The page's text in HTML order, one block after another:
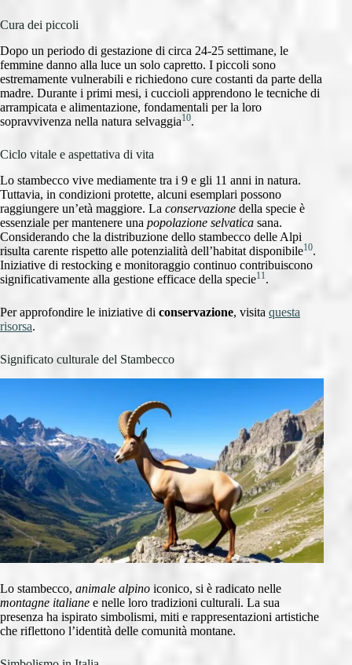
Cura dei piccoli
Dopo un periodo di gestazione di circa 24-25 settimane, le
femmine danno alla luce un solo capretto. I piccoli sono
estremamente vulnerabili e richiedono cure costanti da parte della
madre. Durante i primi mesi, i cuccioli apprendono le tecniche di
arrampicata e alimentazione, fondamentali per la loro
sopravvivenza nella natura selvaggia10.
Ciclo vitale e aspettativa di vita
Lo stambecco vive mediamente tra i 9 e gli 11 anni in natura.
Tuttavia, in condizioni protette, alcuni esemplari possono
raggiungere un’età maggiore. La conservazione della specie è
essenziale per mantenere una popolazione selvatica sana.
Considerando che la distribuzione dello stambecco delle Alpi
risulta carente rispetto alle potenzialità dell’habitat disponibile10.
Iniziative di restocking e monitoraggio continuo contribuiscono
significativamente alla gestione efficace della specie11 .
Per approfondire le iniziative di conservazione, visita questa
risorsa.
Significato culturale del Stambecco
Lo stambecco, animale alpino iconico, si è radicato nelle
montagne italiane e nelle loro tradizioni culturali. La sua
presenza ha ispirato simbolismi, miti e rappresentazioni artistiche
che riflettono l’identità delle comunità montane.